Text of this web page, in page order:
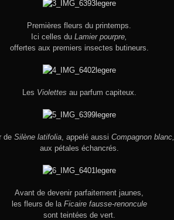
Premières fleurs du printemps.
Ici celles du Lamier pourpre,
offertes aux premiers insectes butineurs.
Les Violettes au parfum capiteux.
de Silène latifolia, appelé aussi Compagnon blanc,
aux pétales échancrés.
Avant de devenir parfaitement jaunes,
les fleurs de la Ficaire fausse-renoncule
sont teintées de vert.